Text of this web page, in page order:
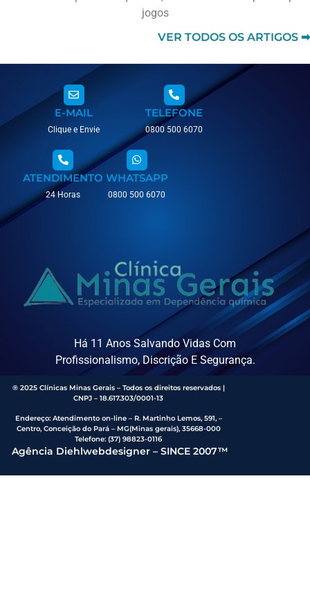
jogos
VER TODOS OS ARTIGOS ➡
E-MAIL
Clique e Envie
TELEFONE
0800 500 6070
ATENDIMENTO
24 Horas
WHATSAPP
0800 500 6070
Há 11 Anos Salvando Vidas Com
Profissionalismo, Discrição E Segurança.
® 2025 Clínicas Minas Gerais – Todos os direitos reservados |
CNPJ – 18.617.303/0001-13
Endereço: Atendimento on-line – R. Martinho Lemos, 591, –
Centro, Conceição do Pará – MG(Minas gerais), 35668-000
Telefone:(37) 98823-0116
Agência Diehlwebdesigner – SINCE 2007™